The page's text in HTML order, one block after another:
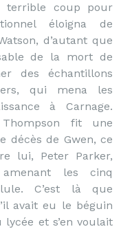
terrible coup pour
éloigna de
d’autant que
de la mort de
des échantillons
qui mena les
à Carnage.
fit une
décès de Gwen, ce
lui, Peter Parker,
les cinq
C’est là que
avait eu le béguin
et s’en voulait